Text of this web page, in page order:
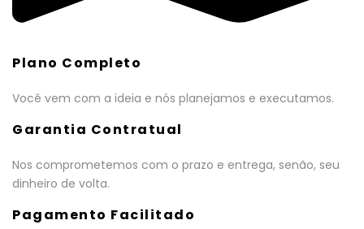
Plano Completo
Você vem com a ideia e nós planejamos e executamos.
Garantia Contratual
Nos comprometemos com o prazo e entrega, senão, seu
dinheiro de volta.
Pagamento Facilitado